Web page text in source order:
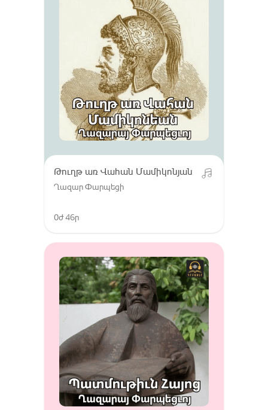
Թուղթ առ Վահան Մամիկոնյան
Ղազար Փարպեցի
0ժ 46ր